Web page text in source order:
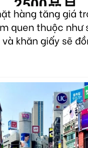
hàng tăng giá
quen thuộc như
khăn giấy sẽ